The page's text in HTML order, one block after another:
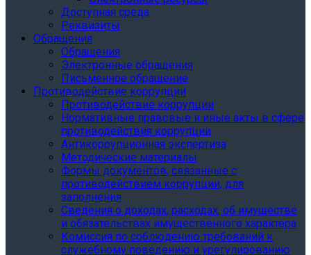
Доступная среда
Реквизиты
Обращения
Обращения
Электронные обращения
Письменное обращение
Противодействие коррупции
Противодействие коррупции
Нормативные правовые и иные акты в сфере
противодействия коррупции
Антикоррупционная экспертиза
Методические материалы
Формы документов, связанные с
противодействием коррупции, для
заполнения
Сведения о доходах, расходах, об имуществе
и обязательствах имущественного характера
Комиссия по соблюдению требований к
служебному поведению и урегулированию